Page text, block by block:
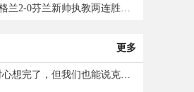
2024年09月11日 欧国联-英格兰2-0芬兰新帅执教两连胜 凯恩百场里程碑双响
更多
库库：欧洲杯踢德国手球时心想完了，但我们也能说克罗斯应被罚下